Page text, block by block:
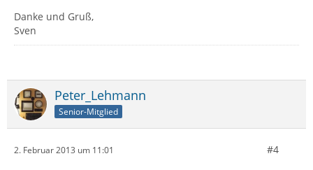
Danke und Gruß,
Sven
Peter_Lehmann
Senior-Mitglied
2. Februar 2013 um 11:01 #4